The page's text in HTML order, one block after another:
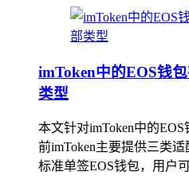
imToken中的EOS钱
类型
本文针对imToken中的
前imToken主要提供三类
标准单签EOS钱包，用户